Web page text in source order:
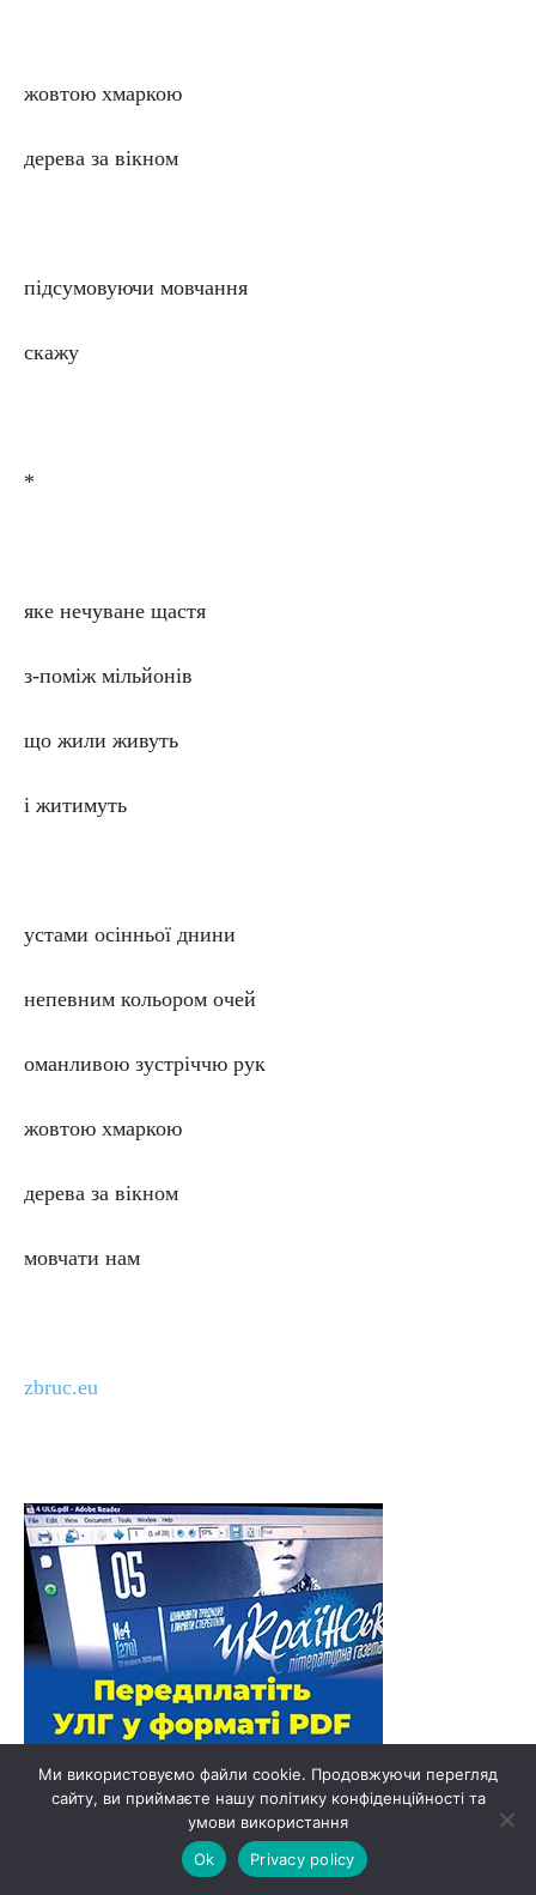
жовтою хмаркою
дерева за вікном
підсумовуючи мовчання
скажу
*
яке нечуване щастя
з-поміж мільйонів
що жили живуть
і житимуть
устами осінньої днини
непевним кольором очей
оманливою зустріччю рук
жовтою хмаркою
дерева за вікном
мовчати нам
zbruc.eu
Ми використовуємо файли cookie. Продовжуючи перегляд
сайту, ви приймаєте нашу політику конфіденційності та
умови використання
Ok
Privacy policy